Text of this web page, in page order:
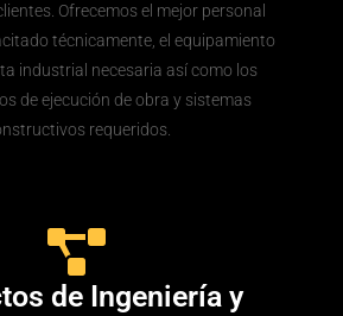
Ofrecemos el mejor personal
técnicamente, el equipamiento
industrial necesaria así como los
de ejecución de obra y sistemas
requeridos.
de Ingeniería y